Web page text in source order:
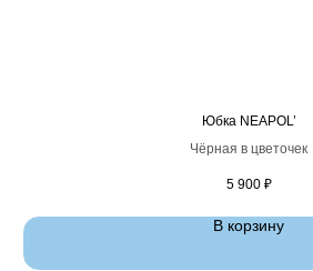
Юбка NEAPOL’
Чёрная в цветочек
5 900 ₽
В корзину